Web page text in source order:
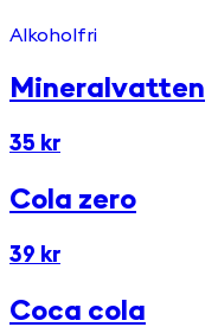
Alkoholfri
Mineralvatten
35 kr
Cola zero
39 kr
Coca cola